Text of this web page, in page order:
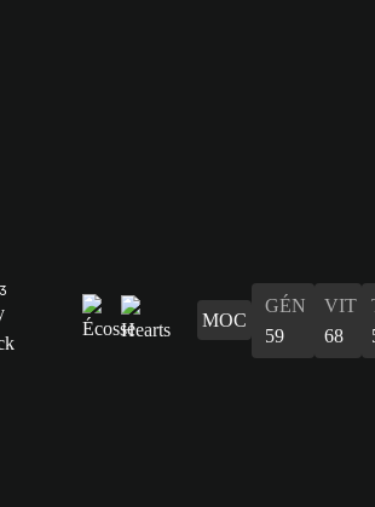
MOC
GÉN
59
VIT
68